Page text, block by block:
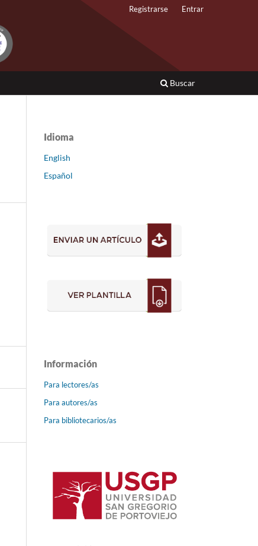
Buscar
Registrarse Entrar
Idioma
English
Español
Información
Para lectores/as
Para autores/as
Para bibliotecarios/as